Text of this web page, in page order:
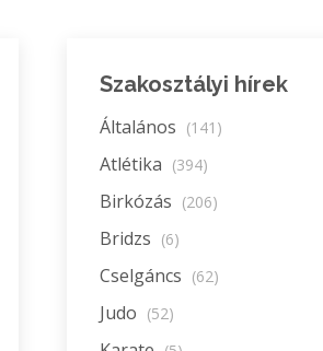
Szakosztályi hírek
Általános (141)
Atlétika (394)
Birkózás (206)
Bridzs (6)
Cselgáncs (62)
Judo (52)